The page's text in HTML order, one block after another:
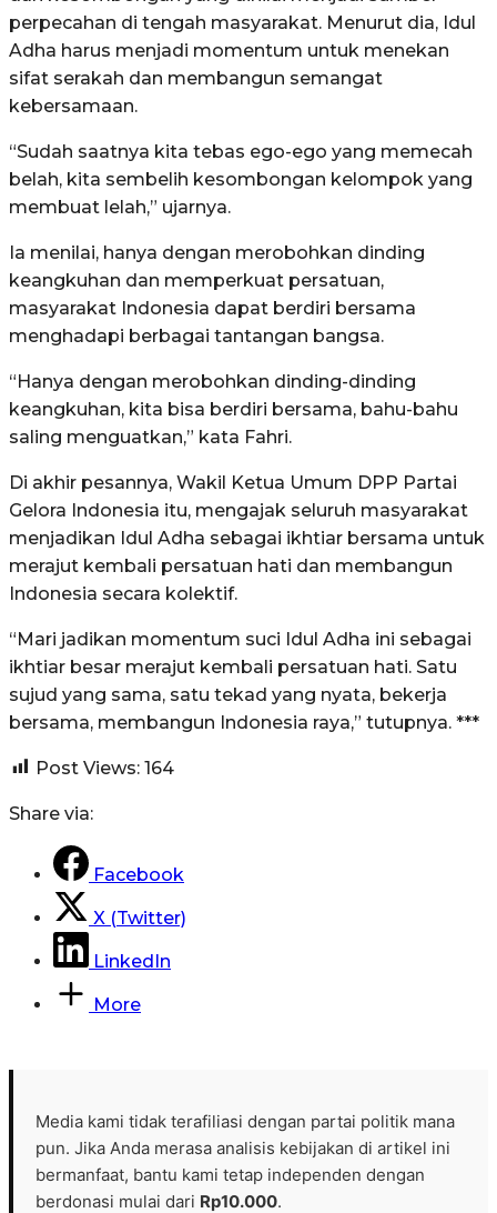
perpecahan di tengah masyarakat. Menurut dia, Idul
Adha harus menjadi momentum untuk menekan
sifat serakah dan membangun semangat
kebersamaan.
“Sudah saatnya kita tebas ego-ego yang memecah
belah, kita sembelih kesombongan kelompok yang
membuat lelah,” ujarnya.
Ia menilai, hanya dengan merobohkan dinding
keangkuhan dan memperkuat persatuan,
masyarakat Indonesia dapat berdiri bersama
menghadapi berbagai tantangan bangsa.
“Hanya dengan merobohkan dinding-dinding
keangkuhan, kita bisa berdiri bersama, bahu-bahu
saling menguatkan,” kata Fahri.
Di akhir pesannya, Wakil Ketua Umum DPP Partai
Gelora Indonesia itu, mengajak seluruh masyarakat
menjadikan Idul Adha sebagai ikhtiar bersama untuk
merajut kembali persatuan hati dan membangun
Indonesia secara kolektif.
“Mari jadikan momentum suci Idul Adha ini sebagai
ikhtiar besar merajut kembali persatuan hati. Satu
sujud yang sama, satu tekad yang nyata, bekerja
bersama, membangun Indonesia raya,” tutupnya. ***
Post Views: 164
Share via:
Facebook
X (Twitter)
LinkedIn
More
Media kami tidak terafiliasi dengan partai politik mana
pun. Jika Anda merasa analisis kebijakan di artikel ini
bermanfaat, bantu kami tetap independen dengan
berdonasi mulai dari Rp10.000.